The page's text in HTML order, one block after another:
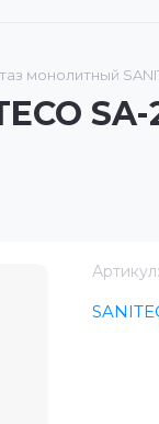
монолитный
Артикул: